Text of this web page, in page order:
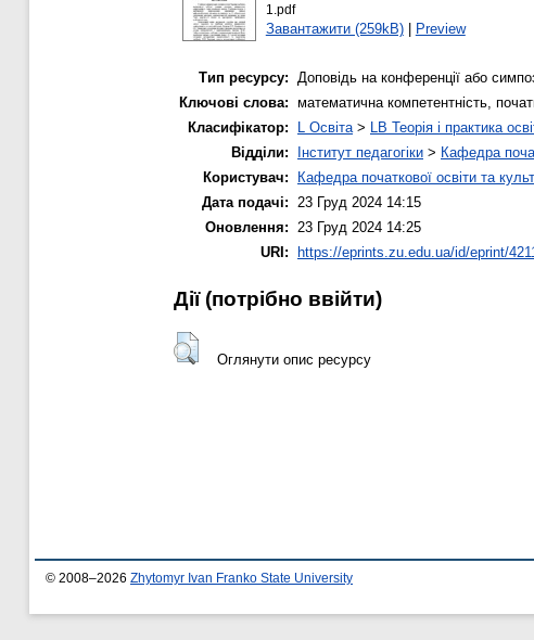
1.pdf
Завантажити (259kB)| Preview
Тип ресурсу: Доповідь на конференції або
Ключові слова: математична компетентність,
Класифікатор:
L Освіта> LB Теорія і практика
Відділи:
Інститут педагогіки > Кафедра
Користувач:
Кафедра початкової освіти та
Дата подачі: 23 Груд 2024 14:15
Оновлення: 23 Груд 2024 14:25
URI:
https://eprints.zu.edu.ua/id/eprint/
Дії ​​(потрібно ввійти)
Оглянути опис ресурсу
© 2008–2026 Zhytomyr Ivan Franko State University